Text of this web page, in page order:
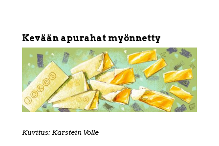
Kevään apurahat myönnetty
Kuvitus: Karstein Volle